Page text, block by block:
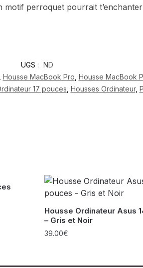
motif perroquet pourrait
UGS : ND
Housse MacBook Pro Housse MacBook
17 pouces Housses Ordinateur,
Housse Ordinateur Asus
– Gris et Noir
39.00€